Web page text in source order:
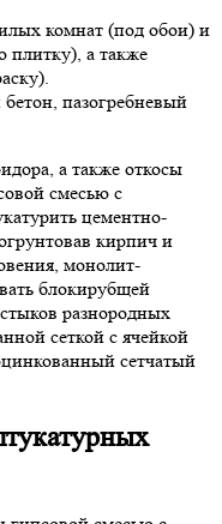
комнат (под обои) и
плитку), а также
пазогребневый
а также откосы
смесью с
цементно-
кирпич и
монолит-
блокирубщей
разнородных
сеткой с ячейкой
сетчатый